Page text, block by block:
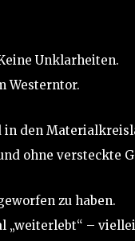
Unklarheiten.
Westerntor.
den
ohne versteckte
zu haben.
„weiterlebt“ –